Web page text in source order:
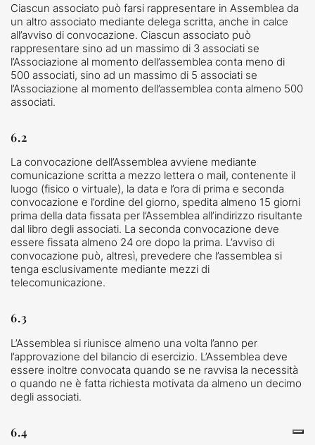
Ciascun associato può farsi rappresentare in Assemblea da
un altro associato mediante delega scritta, anche in calce
all’avviso di convocazione. Ciascun associato può
rappresentare sino ad un massimo di 3 associati se
l’Associazione al momento dell’assemblea conta meno di
500 associati, sino ad un massimo di 5 associati se
l’Associazione al momento dell’assemblea conta almeno 500
associati.
6.2
La convocazione dell’Assemblea avviene mediante
comunicazione scritta a mezzo lettera o mail, contenente il
luogo (fisico o virtuale), la data e l’ora di prima e seconda
convocazione e l’ordine del giorno, spedita almeno 15 giorni
prima della data fissata per l’Assemblea all’indirizzo risultante
dal libro degli associati. La seconda convocazione deve
essere fissata almeno 24 ore dopo la prima. L’avviso di
convocazione può, altresì, prevedere che l’assemblea si
tenga esclusivamente mediante mezzi di
telecomunicazione.
6.3
L’Assemblea si riunisce almeno una volta l’anno per
l’approvazione del bilancio di esercizio. L’Assemblea deve
essere inoltre convocata quando se ne ravvisa la necessità
o quando ne è fatta richiesta motivata da almeno un decimo
degli associati.
6.4